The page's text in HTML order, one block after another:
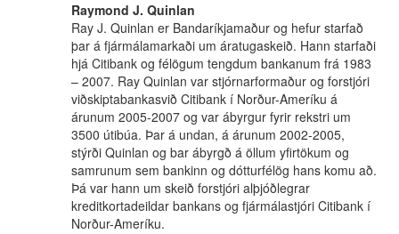
Raymond J. Quinlan
Ray J. Quinlan er Bandaríkjamaður og hefur starfað
þar á fjármálamarkaði um áratugaskeið. Hann starfaði
hjá Citibank og félögum tengdum bankanum frá 1983
– 2007. Ray Quinlan var stjórnarformaður og forstjóri
viðskiptabankasvið Citibank í Norður-Ameríku á
árunum 2005-2007 og var ábyrgur fyrir rekstri um
3500 útibúa. Þar á undan, á árunum 2002-2005,
stýrði Quinlan og bar ábyrgð á öllum yfirtökum og
samrunum sem bankinn og dótturfélög hans komu að.
Þá var hann um skeið forstjóri alþjóðlegrar
kreditkortadeildar bankans og fjármálastjóri Citibank í
Norður-Ameríku.